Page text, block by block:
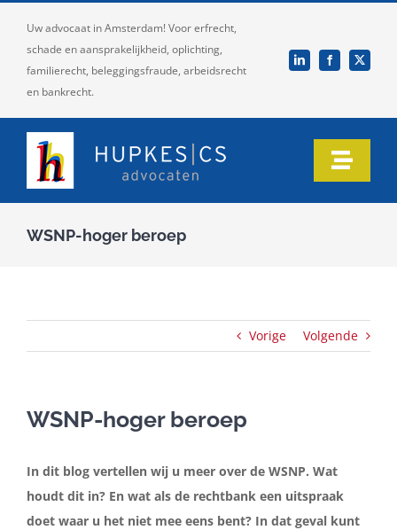
Uw advocaat in Amsterdam! Voor erfrecht,
schade en aansprakelijkheid, oplichting,
familierecht, beleggingsfraude, arbeidsrecht
en bankrecht.
Toggle
Artikelen
WSNP-hoger beroep
Vorige Volgende
WSNP-hoger beroep
In dit blog vertellen wij u meer over de WSNP. Wat
houdt dit in? En wat als de rechtbank een uitspraak
doet waar u het niet mee eens bent? In dat geval kunt